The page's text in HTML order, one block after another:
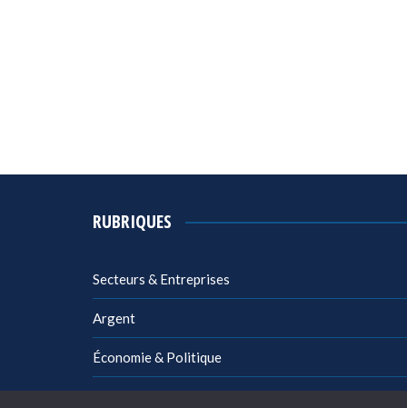
RUBRIQUES
Secteurs & Entreprises
Argent
Économie & Politique
Management